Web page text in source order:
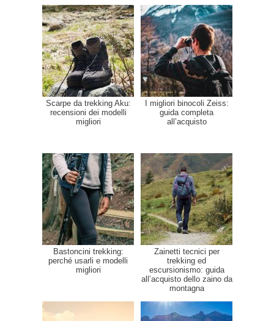
Scarpe da trekking Aku:
recensioni dei modelli
migliori
I migliori binocoli Zeiss:
guida completa
all’acquisto
Bastoncini trekking:
perché usarli e modelli
migliori
Zainetti tecnici per
trekking ed
escursionismo: guida
all’acquisto dello zaino da
montagna